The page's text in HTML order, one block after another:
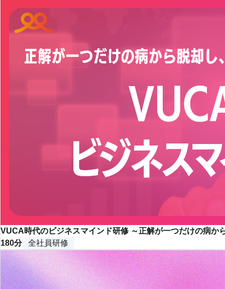
VUCA時代のビジネスマインド研修 ～正解が一つだけの病か
180分
全社員研修